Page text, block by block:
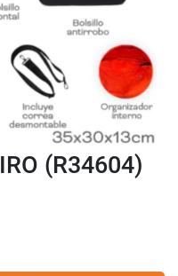
(R34604)